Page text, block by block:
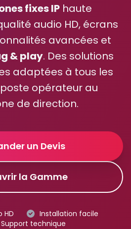
fixes IPhaute
audio HD, écrans
avancées et
& play. Des solutions
adaptées à tous les
opérateur au
de direction.
un Devis
la Gamme
HD
Installation facile
Support technique